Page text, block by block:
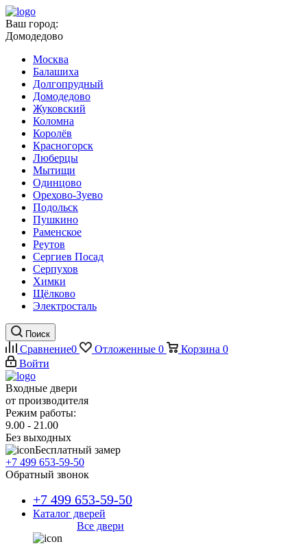
Ваш город:
Домодедово
Москва
Балашиха
Долгопрудный
Домодедово
Жуковский
Коломна
Королёв
Красногорск
Люберцы
Мытищи
Одинцово
Орехово-Зуево
Подольск
Пушкино
Раменское
Реутов
Сергиев Посад
Серпухов
Химки
Щёлково
Электросталь
Поиск
Сравнение0 Отложенные 0 Корзина 0
Войти
Входные двери
от производителя
Режим работы:
9.00 - 21.00
Без выходных
Бесплатный замер
+7 499 653-59-50
Обратный звонок
+7 499 653-59-50
Каталог дверей
Все двери